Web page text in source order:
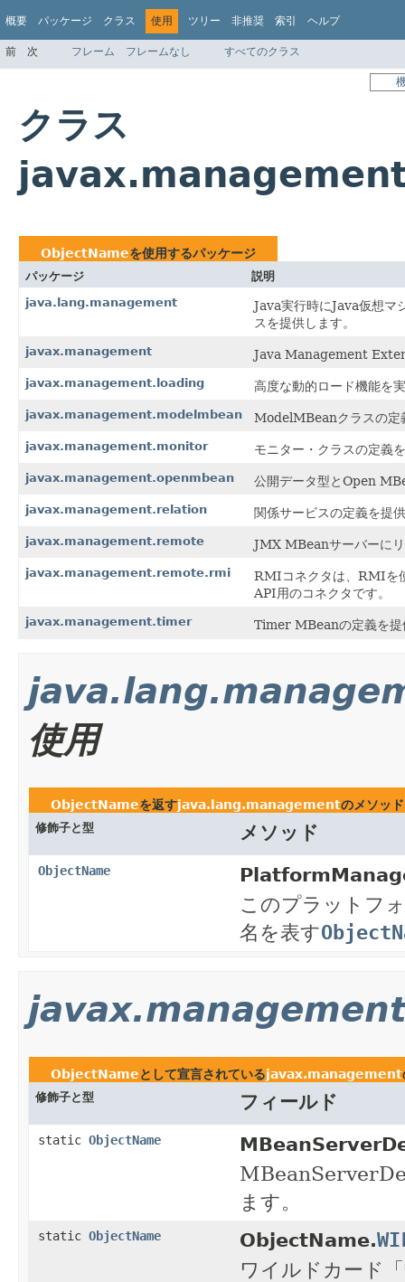
概要 パッケージ クラス 使用 ツリー 非推奨 索引 ヘルプ
前 次 フレーム フレームなし すべてのクラス
クラス
ObjectNameを使用するパッケージ
パッケージ
説明
java.lang.management
Java実行時にJava仮想マ
スを提供します。
javax.management Java Management
javax.management.loading 高度な動的ロード機能を
javax.management.modelmbean ModelMBeanクラスの定
javax.management.monitor モニター・クラスの定義
javax.management.openmbean 公開データ型とOpen
javax.management.relation 関係サービスの定義を提
javax.management.remote JMX MBeanサーバーに
javax.management.remote.rmi
RMIコネクタは、RMIを
API用のコネクタです。
javax.management.timer Timer MBeanの定義を提
使用
ObjectNameを返すjava.lang.managementのメソッド
修飾子と型 メソッド
ObjectName
このプラットフ
名を表す
ObjectNameとして宣言されているjavax.management
修飾子と型 フィールド
static ObjectName
ます。
static ObjectName ObjectName.
ワイルドカード